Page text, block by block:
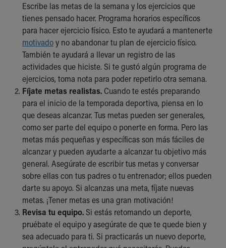
Our Mission, Vision, Promise
Calendar of Events
Community Mission
Connect With Us
Our Culture of Caring
Newsroom
Our Leadership
Quality and Patient Safety
Unity and Engagement
Women's Board
Our History
More childhood, please.™
Cincinnati Children's
Your Visit
MyChart Telehealth Visits
Directions
Doggie Brigade
During Your Visit
Financial Services
Rest Accommodations
Escribe las metas de la semana y los ejercicios que
tienes pensado hacer. Programa horarios específicos
para hacer ejercicio físico. Esto te ayudará a mantenerte
motivadoy no abandonar tu plan de ejercicio físico.
También te ayudará a llevar un registro de las
actividades que hiciste. Si te gustó algún programa de
ejercicios, toma nota para poder repetirlo otra semana.
Fíjate metas realistas. Cuando te estés preparando
para el inicio de la temporada deportiva, piensa en lo
que deseas alcanzar. Tus metas pueden ser generales,
como ser parte del equipo o ponerte en forma. Pero las
metas más pequeñas y específicas son más fáciles de
alcanzar y pueden ayudarte a alcanzar tu objetivo más
general. Asegúrate de escribir tus metas y conversar
sobre ellas con tus padres o tu entrenador; ellos pueden
darte su apoyo. Si alcanzas una meta, fíjate nuevas
metas. ¡Tener metas es una gran motivación!
Revisa tu equipo. Si estás retomando un deporte,
pruébate el equipo y asegúrate de que te quede bien y
sea adecuado para ti. Si practicarás un nuevo deporte,